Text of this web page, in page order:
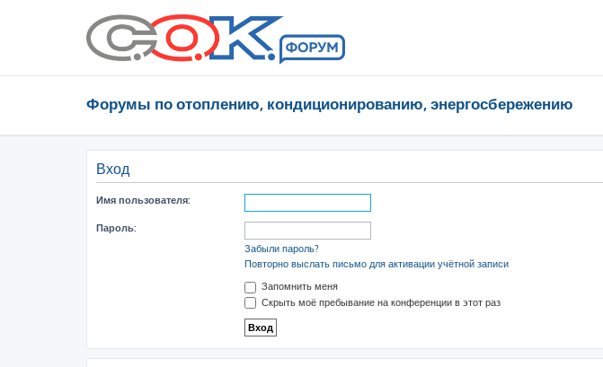
Форумы по отоплению, кондиционированию, энергосбережению
Вход
Имя пользователя:
Пароль:
Забыли пароль?
Повторно выслать письмо для активации учётной записи
Запомнить меня
Скрыть моё пребывание на конференции в этот раз